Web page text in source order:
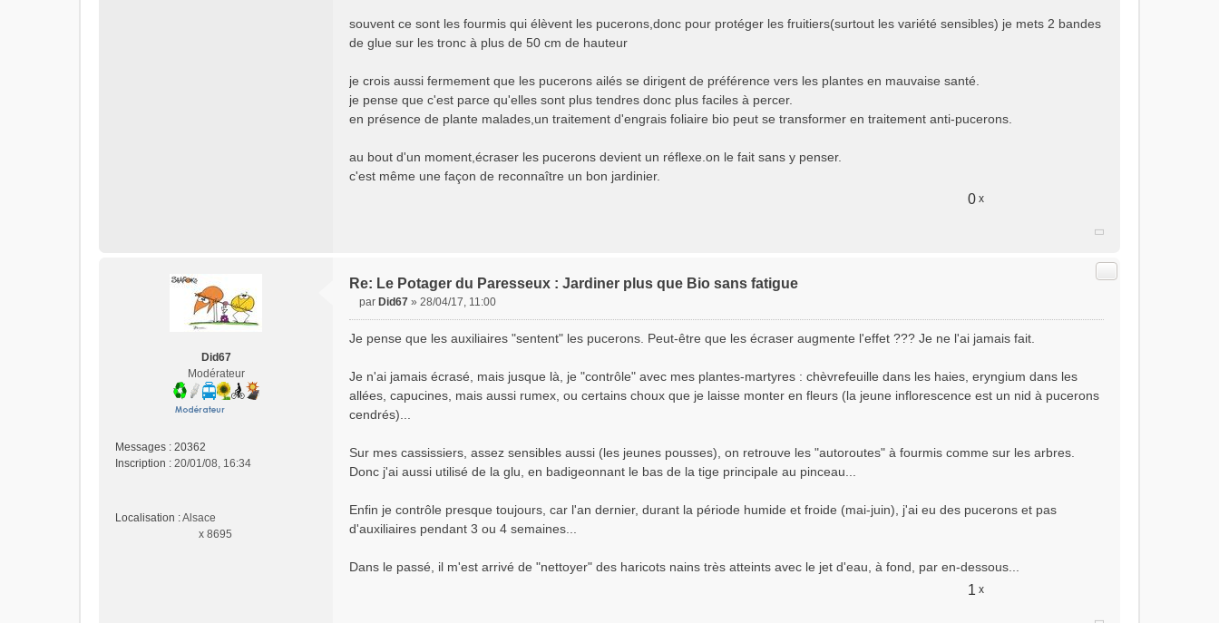
souvent ce sont les fourmis qui élèvent les pucerons,donc pour protéger les fruitiers(surtout les variété sensibles) je mets 2 bandes
de glue sur les tronc à plus de 50 cm de hauteur
je crois aussi fermement que les pucerons ailés se dirigent de préférence vers les plantes en mauvaise santé.
je pense que c'est parce qu'elles sont plus tendres donc plus faciles à percer.
en présence de plante malades,un traitement d'engrais foliaire bio peut se transformer en traitement anti-pucerons.
au bout d'un moment,écraser les pucerons devient un réflexe.on le fait sans y penser.
c'est même une façon de reconnaître un bon jardinier.
0 x
Did67
Modérateur
Messages : 20362
Inscription : 20/01/08, 16:34
Localisation :Alsace
x 8695
Re: Le Potager du Paresseux : Jardiner plus que Bio sans fatigue
Citer
s
a
g
e
n
l
par Did67 » 28/04/17, 11:00
Je pense que les auxiliaires "sentent" les pucerons. Peut-être que les écraser augmente l'effet ??? Je ne l'ai jamais fait.
Je n'ai jamais écrasé, mais jusque là, je "contrôle" avec mes plantes-martyres : chèvrefeuille dans les haies, eryngium dans les
allées, capucines, mais aussi rumex, ou certains choux que je laisse monter en fleurs (la jeune inflorescence est un nid à pucerons
cendrés)...
Sur mes cassissiers, assez sensibles aussi (les jeunes pousses), on retrouve les "autoroutes" à fourmis comme sur les arbres.
Donc j'ai aussi utilisé de la glu, en badigeonnant le bas de la tige principale au pinceau...
Enfin je contrôle presque toujours, car l'an dernier, durant la période humide et froide (mai-juin), j'ai eu des pucerons et pas
d'auxiliaires pendant 3 ou 4 semaines...
Dans le passé, il m'est arrivé de "nettoyer" des haricots nains très atteints avec le jet d'eau, à fond, par en-dessous...
1 x